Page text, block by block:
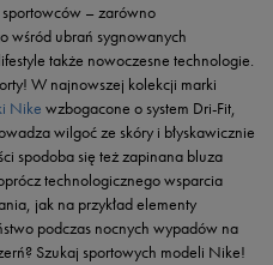
– zarówno
wśród ubrań sygnowanych
także nowoczesne technologie.
W najnowszej kolekcji marki
Nike wzbogacone o system Dri-Fit,
wilgoć ze skóry i błyskawicznie
spodoba się też zapinana bluza
technologicznego wsparcia
jak na przykład elementy
podczas nocnych wypadów na
Szukaj sportowych modeli Nike!